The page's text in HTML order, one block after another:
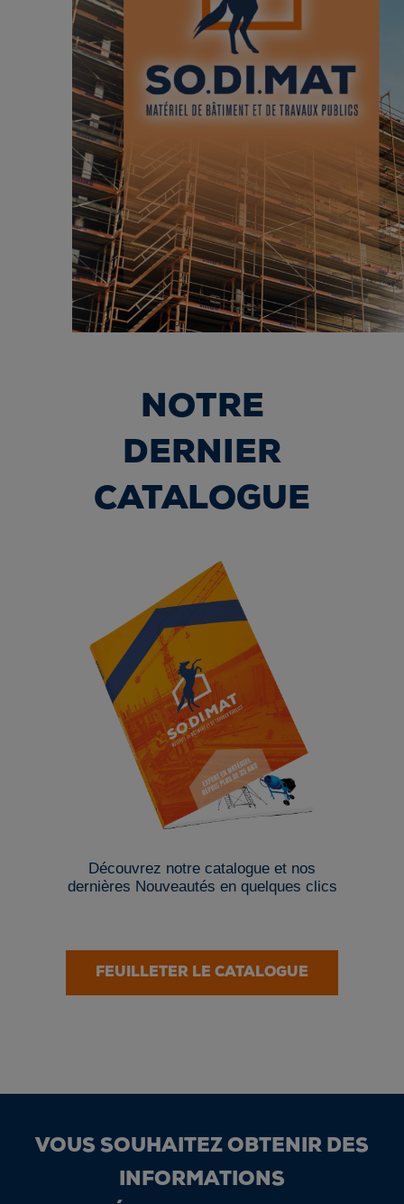
NOTRE
DERNIER
CATALOGUE
Découvrez notre catalogue et nos
dernières Nouveautés en quelques clics
FEUILLETER LE CATALOGUE
VOUS SOUHAITEZ OBTENIR DES
INFORMATIONS